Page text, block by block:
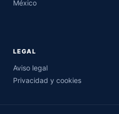
México
LEGAL
Aviso legal
Privacidad y cookies